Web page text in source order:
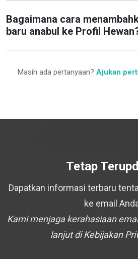
Bagaimana cara
baru anabul ke Profil
Masih ada pertanyaan? Ajukan
Tetap
Dapatkan informasi terbaru
ke email
Kami menjaga kerahasiaan
lanjut di Kebijakan